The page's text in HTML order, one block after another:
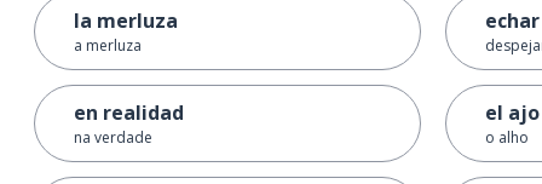
la merluza
a merluza
en realidad
na verdade
echar
el ajo
o alho